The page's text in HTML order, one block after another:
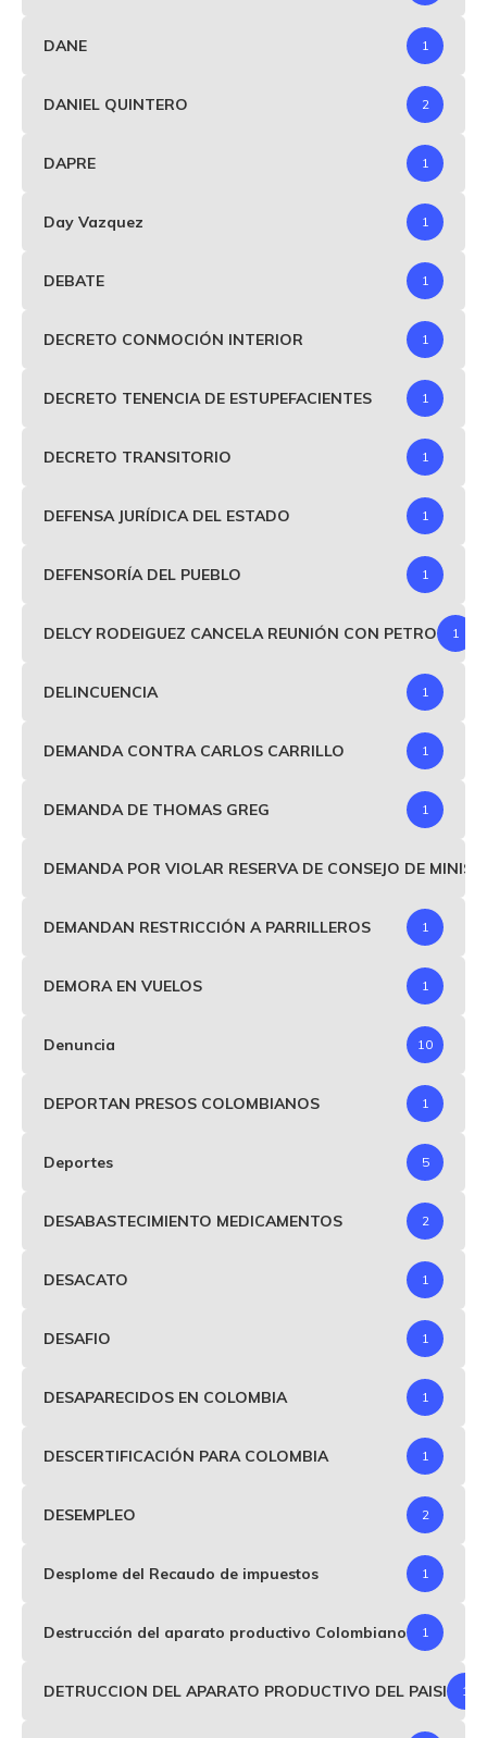
DANE 1
DANIEL QUINTERO 2
DAPRE 1
Day Vazquez 1
DEBATE 1
DECRETO CONMOCIÓN INTERIOR 1
DECRETO TENENCIA DE ESTUPEFACIENTES 1
DECRETO TRANSITORIO 1
DEFENSA JURÍDICA DEL ESTADO 1
DEFENSORÍA DEL PUEBLO 1
DELCY RODEIGUEZ CANCELA REUNIÓN CON PETRO 1
DELINCUENCIA 1
DEMANDA CONTRA CARLOS CARRILLO 1
DEMANDA DE THOMAS GREG 1
DEMANDA POR VIOLAR RESERVA DE CONSEJO DE
DEMANDAN RESTRICCIÓN A PARRILLEROS 1
DEMORA EN VUELOS 1
Denuncia 10
DEPORTAN PRESOS COLOMBIANOS 1
Deportes 5
DESABASTECIMIENTO MEDICAMENTOS 2
DESACATO 1
DESAFIO 1
DESAPARECIDOS EN COLOMBIA 1
DESCERTIFICACIÓN PARA COLOMBIA 1
DESEMPLEO 2
Desplome del Recaudo de impuestos 1
Destrucción del aparato productivo Colombiano 1
DETRUCCION DEL APARATO PRODUCTIVO DEL PAISI 1